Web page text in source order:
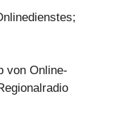
von Online-